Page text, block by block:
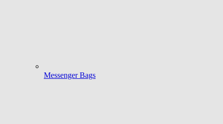
Messenger Bags